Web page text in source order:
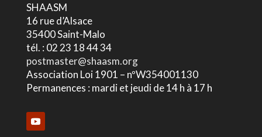
SHAASM
16 rue d’Alsace
35400 Saint-Malo
tél. : 02 23 18 44 34
postmaster@shaasm.org
Association Loi 1901 – nºW354001130
Permanences : mardi et jeudi de 14 h à 17 h